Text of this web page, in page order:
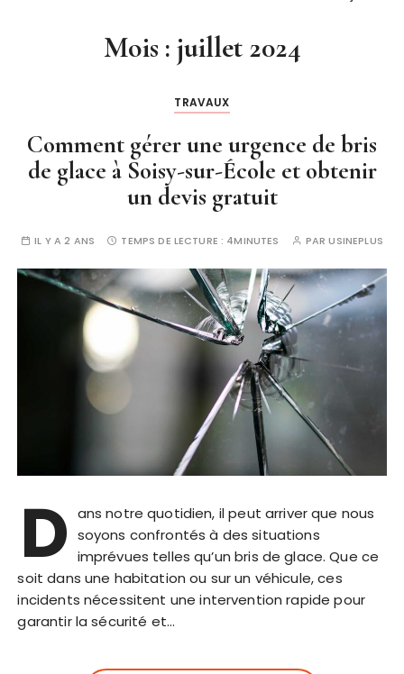
Mois : juillet 2024
TRAVAUX
Comment gérer une urgence de bris
de glace à Soisy-sur-École et obtenir
un devis gratuit
IL Y A 2 ANS TEMPS DE LECTURE : 4MINUTES PARUSINEPLUS
D ans notre quotidien, il peut arriver que nous
soyons confrontés à des situations
imprévues telles qu’un bris de glace. Que ce
soit dans une habitation ou sur un véhicule, ces
incidents nécessitent une intervention rapide pour
garantir la sécurité et…